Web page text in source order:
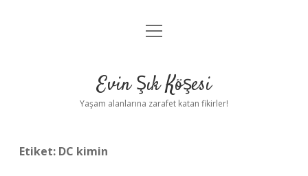
Anasayfa
Yasal Uyarı
menüyü
Evin Şık Köşesi
Yaşam alanlarına zarafet katan fikirler!
Etiket: DC kimin